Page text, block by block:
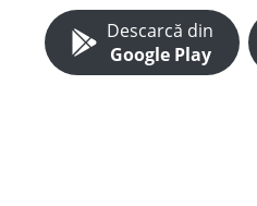
Descarcă din
Google Play